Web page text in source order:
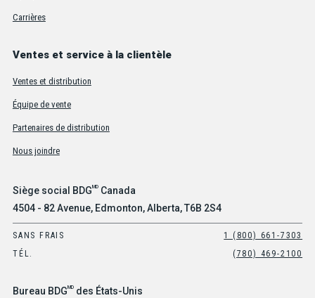
Carrières
Ventes et service à la clientèle
Ventes et distribution
Équipe de vente
Partenaires de distribution
Nous joindre
Siège social BDGMDCanada
4504 - 82 Avenue, Edmonton, Alberta, T6B 2S4
SANS FRAIS
1 (800) 661-7303
TÉL.
(780) 469-2100
Bureau BDGMDdes États-Unis